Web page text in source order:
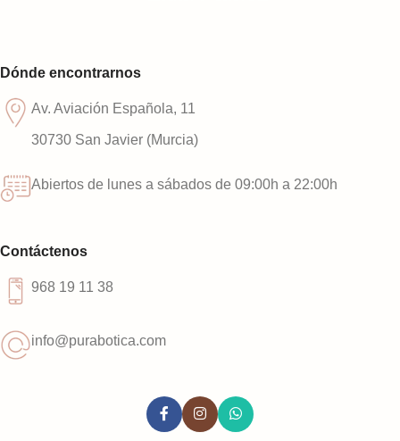
Dónde encontrarnos
Av. Aviación Española, 11
30730 San Javier (Murcia)
Abiertos de lunes a sábados de 09:00h a 22:00h
Contáctenos
968 19 11 38
info@purabotica.com